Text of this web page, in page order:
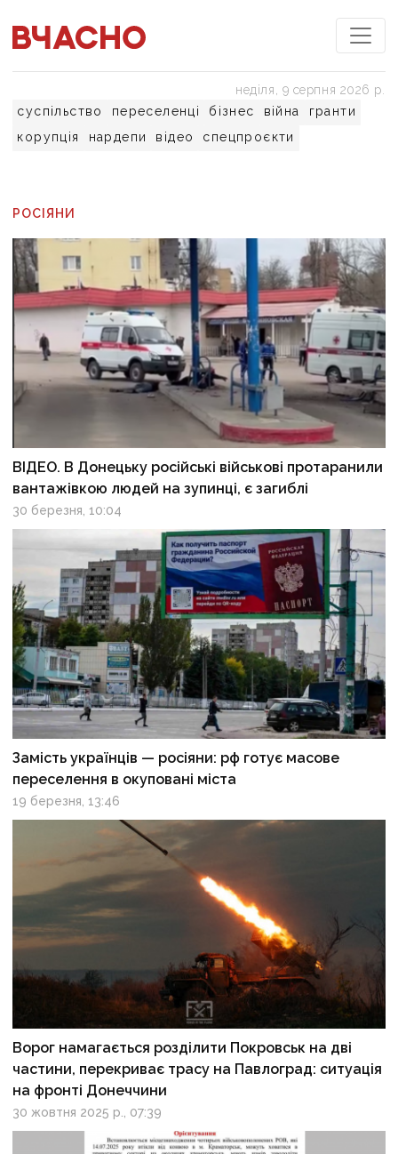
суспільство переселенці бізнес війна
гранти
корупція
нардепи відео спецпроєкти
неділя, 9 серпня 2026 р.
РОСІЯНИ
ВІДЕО. В Донецьку російські військові протаранили
вантажівкою людей на зупинці, є загиблі
30 березня, 10:04
Замість українців — росіяни: рф готує масове
переселення в окуповані міста
19 березня, 13:46
Ворог намагається розділити Покровськ на дві
частини, перекриває трасу на Павлоград: ситуація
на фронті Донеччини
30 жовтня 2025 р., 07:39